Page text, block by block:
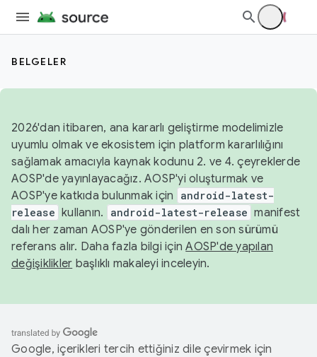
BELGELER
2026'dan itibaren, ana kararlı geliştirme modelimizle
uyumlu olmak ve ekosistem için platform kararlılığını
sağlamak amacıyla kaynak kodunu 2. ve 4. çeyreklerde
AOSP'de yayınlayacağız. AOSP'yi oluşturmak ve
AOSP'ye katkıda bulunmak için
android-latest-
release kullanın. android-latest-release manifest
dalı her zaman AOSP'ye gönderilen en son sürümü
referans alır. Daha fazla bilgi içinAOSP'de yapılan
değişiklikler başlıklı makaleyi inceleyin.
Google, içerikleri tercih ettiğiniz dile çevirmek için